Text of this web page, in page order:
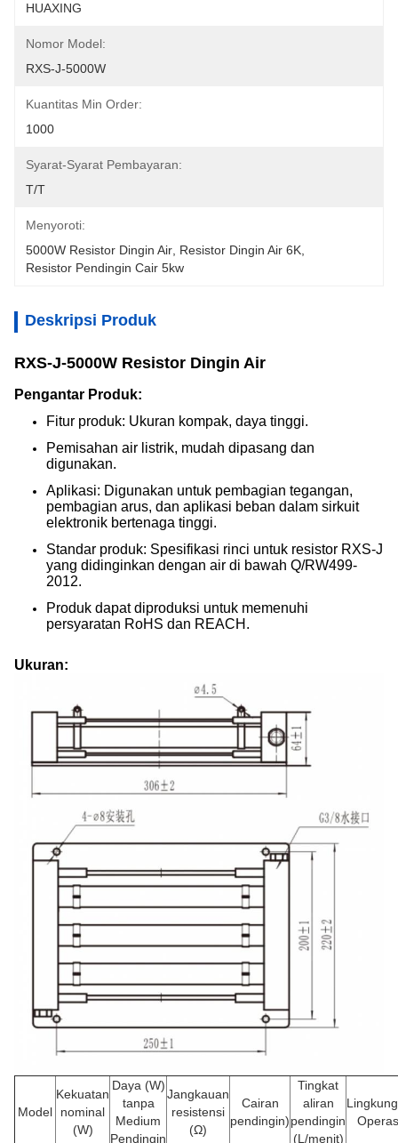
HUAXING
Nomor Model:
RXS-J-5000W
Kuantitas Min Order:
1000
Syarat-Syarat Pembayaran:
T/T
Menyoroti:
5000W Resistor Dingin Air Resistor Dingin Air 6K
Resistor Pendingin Cair 5kw
Deskripsi Produk
RXS-J-5000W Resistor Dingin Air
Pengantar Produk:
Fitur produk: Ukuran kompak, daya tinggi.
Pemisahan air listrik, mudah dipasang dan
digunakan.
Aplikasi: Digunakan untuk pembagian tegangan,
pembagian arus, dan aplikasi beban dalam sirkuit
elektronik bertenaga tinggi.
Standar produk: Spesifikasi rinci untuk resistor RXS-J
yang didinginkan dengan air di bawah Q/RW499-
2012.
Produk dapat diproduksi untuk memenuhi
persyaratan RoHS dan REACH.
Ukuran:
Model
Kekuatan
nominal
(W)
Daya (W)
tanpa
Medium
Pendingin
Jangkauan
resistensi
(Ω)
Cairan
pendingin)
Tingkat
aliran
pendingin
(L/menit)